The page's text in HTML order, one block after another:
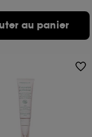
au panier